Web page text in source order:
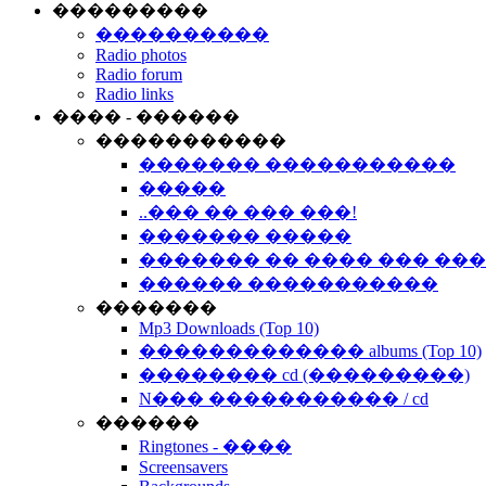
���������
����������
Radio photos
Radio forum
Radio links
���� - ������
�����������
������� �����������
�����
..��� �� ��� ���!
������� �����
������� �� ���� ���
������ �����������
�������
Mp3 Downloads (Top 10)
������������� albums (Top 10)
�������� cd (���������)
N��� ����������� / cd
������
Ringtones - ����
Screensavers